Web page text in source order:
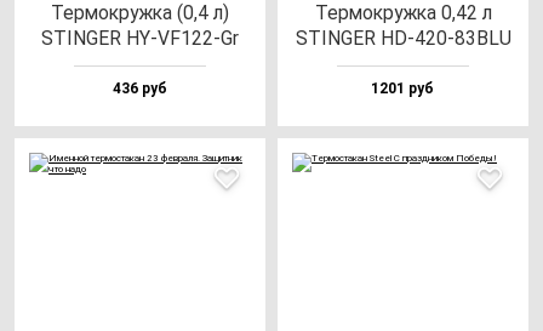
Тер­мок­руж­ка (0,4 л)
STINGER HY-VF122-Gr
436 руб
Тер­мок­руж­ка 0,42 л
STINGER HD-420-83BLU
1201 руб